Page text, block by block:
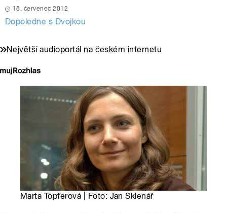
18. červenec 2012
Dopoledne s Dvojkou
Největší audioportál na českém internetu
Marta Töpferová | Foto: Jan Sklenář